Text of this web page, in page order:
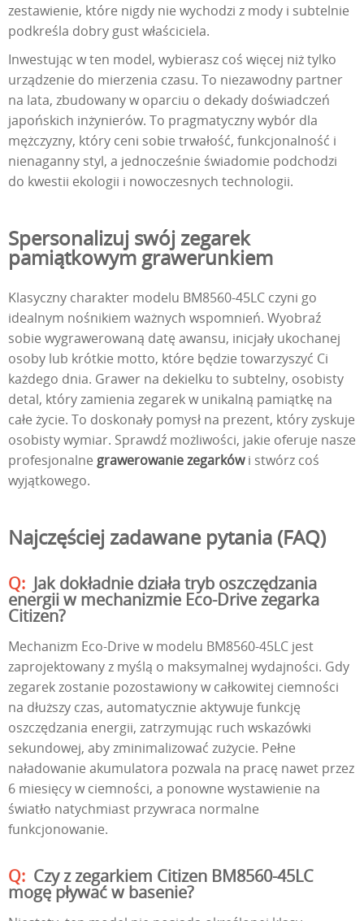
zestawienie, które nigdy nie wychodzi z mody i subtelnie
podkreśla dobry gust właściciela.
Inwestując w ten model, wybierasz coś więcej niż tylko
urządzenie do mierzenia czasu. To niezawodny partner
na lata, zbudowany w oparciu o dekady doświadczeń
japońskich inżynierów. To pragmatyczny wybór dla
mężczyzny, który ceni sobie trwałość, funkcjonalność i
nienaganny styl, a jednocześnie świadomie podchodzi
do kwestii ekologii i nowoczesnych technologii.
Spersonalizuj swój zegarek
pamiątkowym grawerunkiem
Klasyczny charakter modelu BM8560-45LC czyni go
idealnym nośnikiem ważnych wspomnień. Wyobraź
sobie wygrawerowaną datę awansu, inicjały ukochanej
osoby lub krótkie motto, które będzie towarzyszyć Ci
każdego dnia. Grawer na dekielku to subtelny, osobisty
detal, który zamienia zegarek w unikalną pamiątkę na
całe życie. To doskonały pomysł na prezent, który zyskuje
osobisty wymiar. Sprawdź możliwości, jakie oferuje nasze
profesjonalne grawerowanie zegarkówi stwórz coś
wyjątkowego.
Najczęściej zadawane pytania (FAQ)
Jak dokładnie działa tryb oszczędzania
energii w mechanizmie Eco-Drive zegarka
Citizen?
Mechanizm Eco-Drive w modelu BM8560-45LC jest
zaprojektowany z myślą o maksymalnej wydajności. Gdy
zegarek zostanie pozostawiony w całkowitej ciemności
na dłuższy czas, automatycznie aktywuje funkcję
oszczędzania energii, zatrzymując ruch wskazówki
sekundowej, aby zminimalizować zużycie. Pełne
naładowanie akumulatora pozwala na pracę nawet przez
6 miesięcy w ciemności, a ponowne wystawienie na
światło natychmiast przywraca normalne
funkcjonowanie.
Czy z zegarkiem Citizen BM8560-45LC
mogę pływać w basenie?